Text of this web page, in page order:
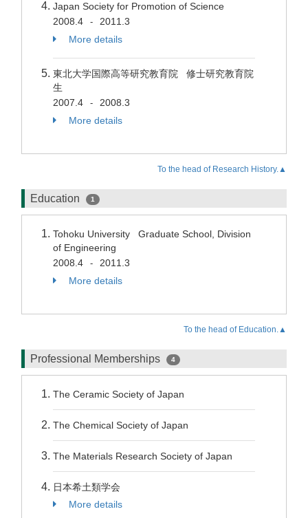
Japan Society for Promotion of Science
2008.4
-
2011.3
More details
東北大学国際高等研究教育院 修士研究教育院
生
2007.4
-
2008.3
More details
To the head of Research History.▲
Education 1
Tohoku University Graduate School, Division
of Engineering
2008.4
-
2011.3
More details
To the head of Education.▲
Professional Memberships 4
The Ceramic Society of Japan
The Chemical Society of Japan
The Materials Research Society of Japan
日本希土類学会
More details